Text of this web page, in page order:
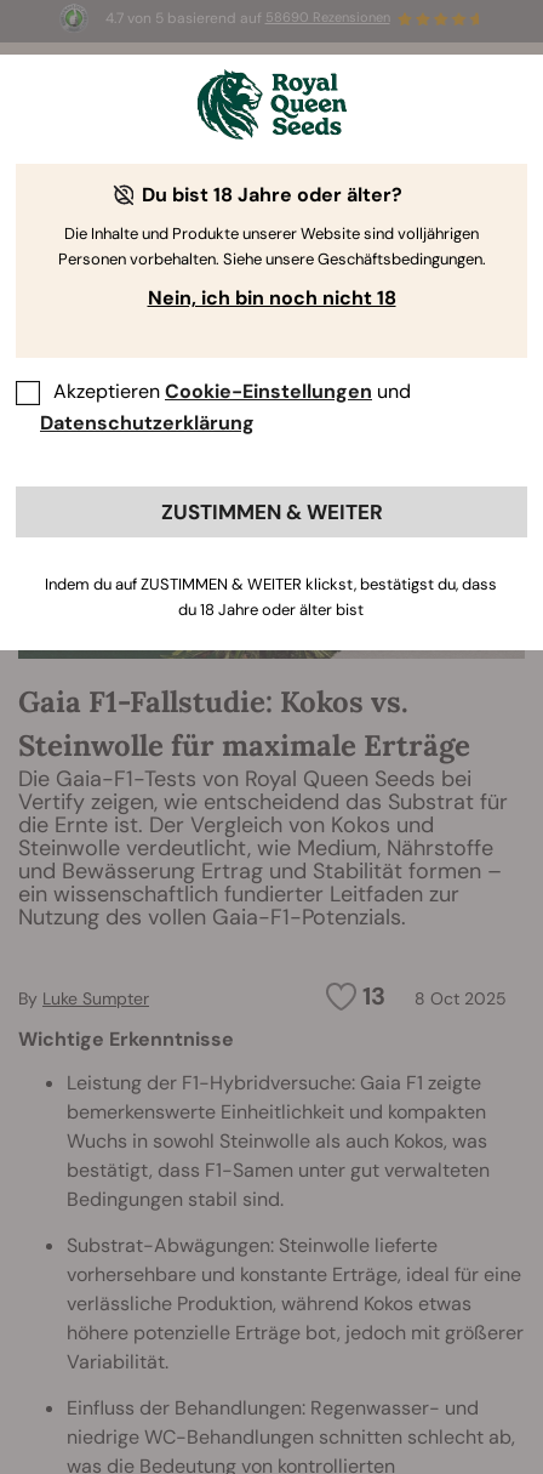
4.7 von 5 basierend auf 58690 Rezensionen
☀️ Sommer-Sale: Bis zu 50 % Rabatt
auf ausgewählte Produkte! ⏤
The RQS Blog
Gaia F1-Fallstudie: Kokos vs.
Steinwolle für maximale Erträge
Die Gaia-F1-Tests von Royal Queen Seeds bei
Vertify zeigen, wie entscheidend das Substrat für
die Ernte ist. Der Vergleich von Kokos und
Steinwolle verdeutlicht, wie Medium, Nährstoffe
und Bewässerung Ertrag und Stabilität formen –
ein wissenschaftlich fundierter Leitfaden zur
Nutzung des vollen Gaia-F1-Potenzials.
13 8 Oct 2025
By Luke Sumpter
Wichtige Erkenntnisse
Leistung der F1-Hybridversuche: Gaia F1 zeigte
bemerkenswerte Einheitlichkeit und kompakten
Wuchs in sowohl Steinwolle als auch Kokos, was
bestätigt, dass F1-Samen unter gut verwalteten
Bedingungen stabil sind.
Substrat-Abwägungen: Steinwolle lieferte
vorhersehbare und konstante Erträge, ideal für eine
verlässliche Produktion, während Kokos etwas
höhere potenzielle Erträge bot, jedoch mit größerer
Variabilität.
Einfluss der Behandlungen: Regenwasser- und
niedrige WC-Behandlungen schnitten schlecht ab,
was die Bedeutung von kontrollierten
Du bist 18 Jahre oder älter?
Die Inhalte und Produkte unserer Website sind volljährigen
Personen vorbehalten. Siehe unsere Geschäftsbedingungen.
Nein, ich bin noch nicht 18
AkzeptierenCookie-Einstellungen und
Datenschutzerklärung
ZUSTIMMEN & WEITER
Indem du auf ZUSTIMMEN & WEITER klickst, bestätigst du, dass
du 18 Jahre oder älter bist